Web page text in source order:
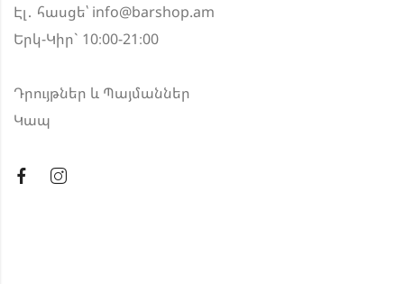
Էլ․ հասցե՝ info@barshop.am
Երկ-Կիր` 10։00-21։00
Դրույթներ և Պայմաններ
Կապ